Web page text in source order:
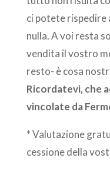
ci potete rispedire
nulla. A voi resta
vendita il vostro
resto- è cosa
Ricordatevi, che
vincolate da
* Valutazione
cessione della